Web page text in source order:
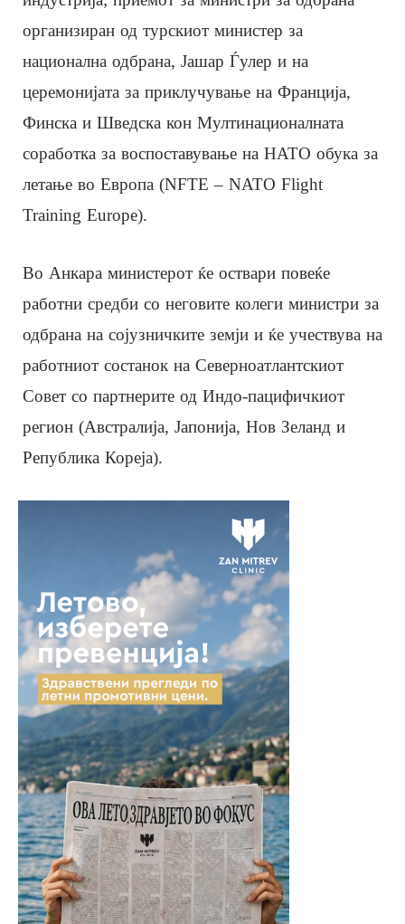
организиран од турскиот министер за
национална одбрана, Јашар Ѓулер и на
церемонијата за приклучување на Франција,
Финска и Шведска кон Мултинационалната
соработка за воспоставување на НАТО обука за
летање во Европа (NFTE – NATO Flight
Training Europe).
Во Анкара министерот ќе оствари повеќе
работни средби со неговите колеги министри за
одбрана на сојузничките земји и ќе учествува на
работниот состанок на Северноатлантскиот
Совет со партнерите од Индо-пацифичкиот
регион (Австралија, Јапонија, Нов Зеланд и
Република Кореја).